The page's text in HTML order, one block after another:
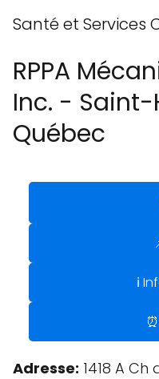
Santé et Services
RPPA
Inc. -
Québec
ℹ️
Adresse: 1418 A